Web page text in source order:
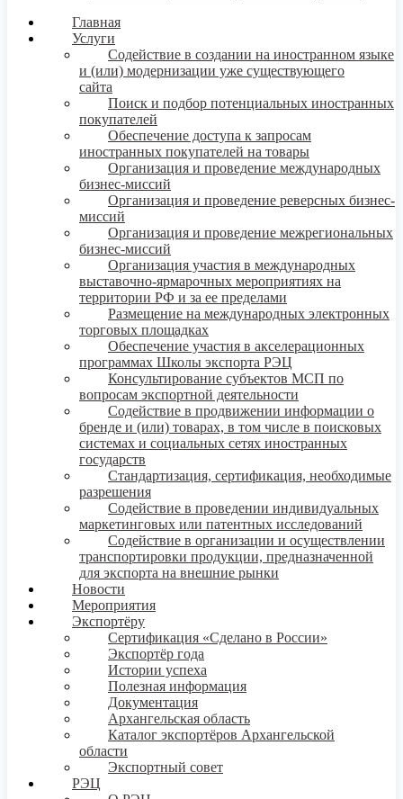
Главная
Услуги
Содействие в создании на иностранном языке
и (или) модернизации уже существующего
сайта
Поиск и подбор потенциальных иностранных
покупателей
Обеспечение доступа к запросам
иностранных покупателей на товары
Организация и проведение международных
бизнес-миссий
Организация и проведение реверсных бизнес-
миссий
Организация и проведение межрегиональных
бизнес-миссий
Организация участия в международных
выставочно-ярмарочных мероприятиях на
территории РФ и за ее пределами
Размещение на международных электронных
торговых площадках
Обеспечение участия в акселерационных
программах Школы экспорта РЭЦ
Консультирование субъектов МСП по
вопросам экспортной деятельности
Содействие в продвижении информации о
бренде и (или) товарах, в том числе в поисковых
системах и социальных сетях иностранных
государств
Стандартизация, сертификация, необходимые
разрешения
Содействие в проведении индивидуальных
маркетинговых или патентных исследований
Содействие в организации и осуществлении
транспортировки продукции, предназначенной
для экспорта на внешние рынки
Новости
Мероприятия
Экспортёру
Сертификация «Сделано в России»
Экспортёр года
Истории успеха
Полезная информация
Документация
Архангельская область
Каталог экспортёров Архангельской
области
Экспортный совет
РЭЦ